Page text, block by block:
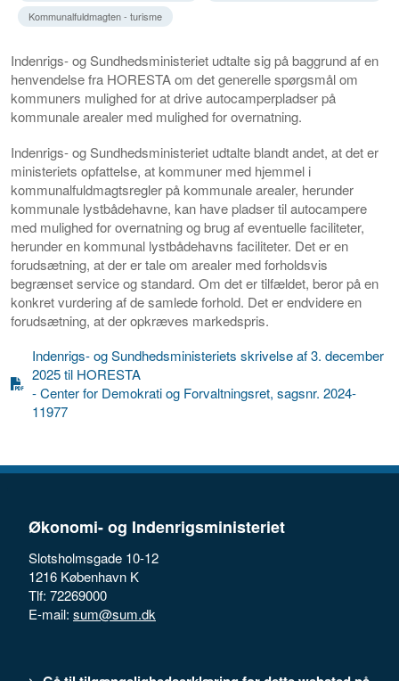
Kommunalfuldmagten - turisme
Indenrigs- og Sundhedsministeriet udtalte sig på baggrund af en
henvendelse fra HORESTA om det generelle spørgsmål om
kommuners mulighed for at drive autocamperpladser på
kommunale arealer med mulighed for overnatning.
Indenrigs- og Sundhedsministeriet udtalte blandt andet, at det er
ministeriets opfattelse, at kommuner med hjemmel i
kommunalfuldmagtsregler på kommunale arealer, herunder
kommunale lystbådehavne, kan have pladser til autocampere
med mulighed for overnatning og brug af eventuelle faciliteter,
herunder en kommunal lystbådehavns faciliteter. Det er en
forudsætning, at der er tale om arealer med forholdsvis
begrænset service og standard. Om det er tilfældet, beror på en
konkret vurdering af de samlede forhold. Det er endvidere en
forudsætning, at der opkræves markedspris.
Indenrigs- og Sundhedsministeriets skrivelse af 3. december
2025 til HORESTA
- Center for Demokrati og Forvaltningsret, sagsnr. 2024-
11977
Økonomi- og Indenrigsministeriet
Slotsholmsgade 10-12
1216 København K
Tlf: 72269000
E-mail: sum@sum.dk